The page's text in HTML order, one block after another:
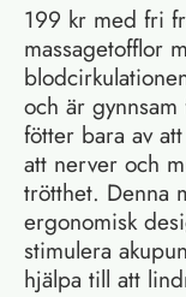
199 kr med fri
massagetofflor
och är gynnsam
fötter bara av
att nerver och
trötthet. Denna
ergonomisk
stimulera
hjälpa till att